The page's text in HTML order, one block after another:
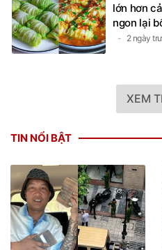
lớn hơn
ngon lại
2 ngày
XEM
TIN NỔI BẬT